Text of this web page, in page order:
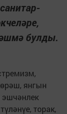
булды.
янгын
торак,